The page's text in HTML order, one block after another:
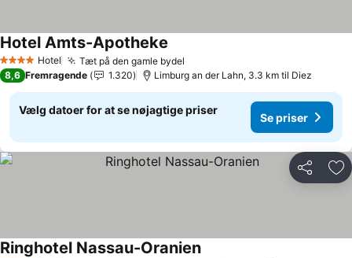
4 StjernerHotel Tæt på den gamle bydel
Hotel Amts-Apotheke
8,6 Fremragende 1.320 Limburg an der Lahn, 3.3 km til Diez
Vælg datoer for at se nøjagtige priser
Se priser
Del
Ringhotel Nassau-Oranien